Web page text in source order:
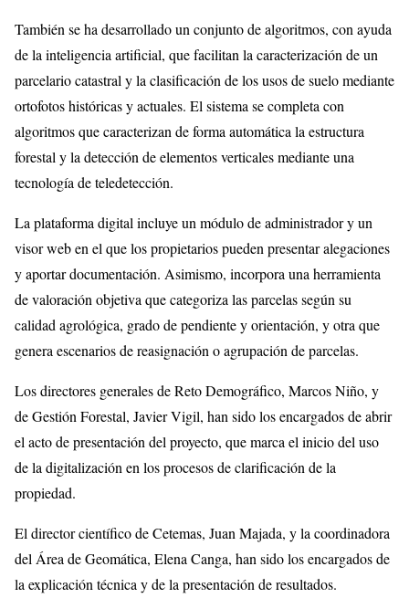
También se ha desarrollado un conjunto de algoritmos, con ayuda
de la inteligencia artificial, que facilitan la caracterización de un
parcelario catastral y la clasificación de los usos de suelo mediante
ortofotos históricas y actuales. El sistema se completa con
algoritmos que caracterizan de forma automática la estructura
forestal y la detección de elementos verticales mediante una
tecnología de teledetección.
La plataforma digital incluye un módulo de administrador y un
visor web en el que los propietarios pueden presentar alegaciones
y aportar documentación. Asimismo, incorpora una herramienta
de valoración objetiva que categoriza las parcelas según su
calidad agrológica, grado de pendiente y orientación, y otra que
genera escenarios de reasignación o agrupación de parcelas.
Los directores generales de Reto Demográfico, Marcos Niño, y
de Gestión Forestal, Javier Vigil, han sido los encargados de abrir
el acto de presentación del proyecto, que marca el inicio del uso
de la digitalización en los procesos de clarificación de la
propiedad.
El director científico de Cetemas, Juan Majada, y la coordinadora
del Área de Geomática, Elena Canga, han sido los encargados de
la explicación técnica y de la presentación de resultados.